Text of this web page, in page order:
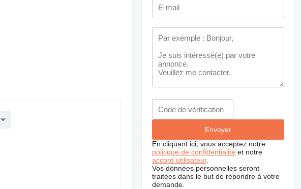
En cliquant ici, vous acceptez notre
politique de confidentialité et notre
accord utilisateur.
Vos données personnelles seront
traitées dans le but de répondre à votre
demande.